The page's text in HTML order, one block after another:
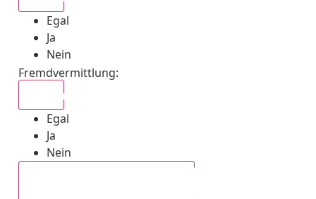
Egal
Ja
Nein
Fremdvermittlung:
Egal
Ja
Nein